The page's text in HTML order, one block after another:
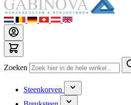
Zoeken
Steenkorven